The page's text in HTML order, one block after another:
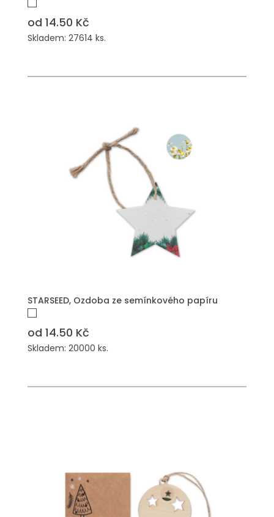
od 14.50 Kč
Skladem: 27614 ks.
STARSEED, Ozdoba ze semínkového papíru
od 14.50 Kč
Skladem: 20000 ks.